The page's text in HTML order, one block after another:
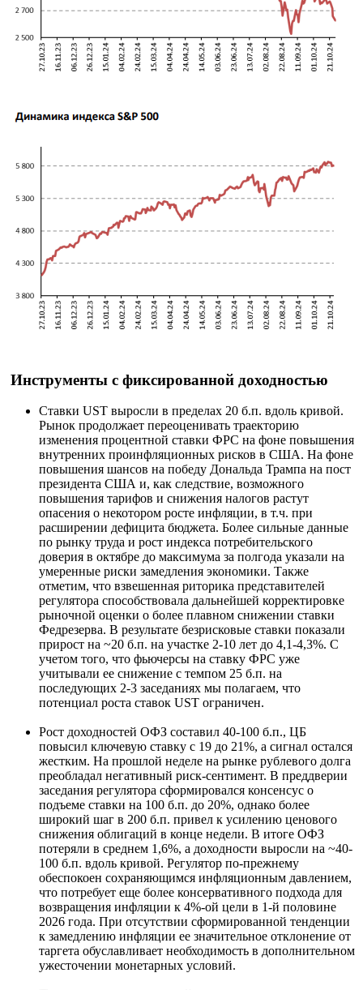
Инструменты с фиксированной доходностью
Ставки UST выросли в пределах 20 б.п. вдоль кривой.
Рынок продолжает переоценивать траекторию
изменения процентной ставки ФРС на фоне повышения
внутренних проинфляционных рисков в США. На фоне
повышения шансов на победу Дональда Трампа на пост
президента США и, как следствие, возможного
повышения тарифов и снижения налогов растут
опасения о некотором росте инфляции, в т.ч. при
расширении дефицита бюджета. Более сильные данные
по рынку труда и рост индекса потребительского
доверия в октябре до максимума за полгода указали на
умеренные риски замедления экономики. Также
отметим, что взвешенная риторика представителей
регулятора способствовала дальнейшей корректировке
рыночной оценки о более плавном снижении ставки
Федрезерва. В результате безрисковые ставки показали
прирост на ~20 б.п. на участке 2-10 лет до 4,1-4,3%. С
учетом того, что фьючерсы на ставку ФРС уже
учитывали ее снижение с темпом 25 б.п. на
последующих 2-3 заседаниях мы полагаем, что
потенциал роста ставок UST ограничен.
Рост доходностей ОФЗ составил 40-100 б.п., ЦБ
повысил ключевую ставку с 19 до 21%, а сигнал остался
жестким. На прошлой неделе на рынке рублевого долга
преобладал негативный риск-сентимент. В преддверии
заседания регулятора сформировался консенсус о
подъеме ставки на 100 б.п. до 20%, однако более
широкий шаг в 200 б.п. привел к усилению ценового
снижения облигаций в конце недели. В итоге ОФЗ
потеряли в среднем 1,6%, а доходности выросли на ~40-
100 б.п. вдоль кривой. Регулятор по-прежнему
обеспокоен сохраняющимся инфляционным давлением,
что потребует еще более консервативного подхода для
возвращения инфляции к 4%-ой цели в 1-й половине
2026 года. При отсутствии сформированной тенденции
к замедлению инфляции ее значительное отклонение от
таргета обуславливает необходимость в дополнительном
ужесточении монетарных условий.